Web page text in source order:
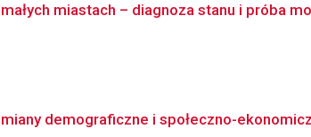
miastach – diagnoza stanu i próba
demograficzne i społeczno-